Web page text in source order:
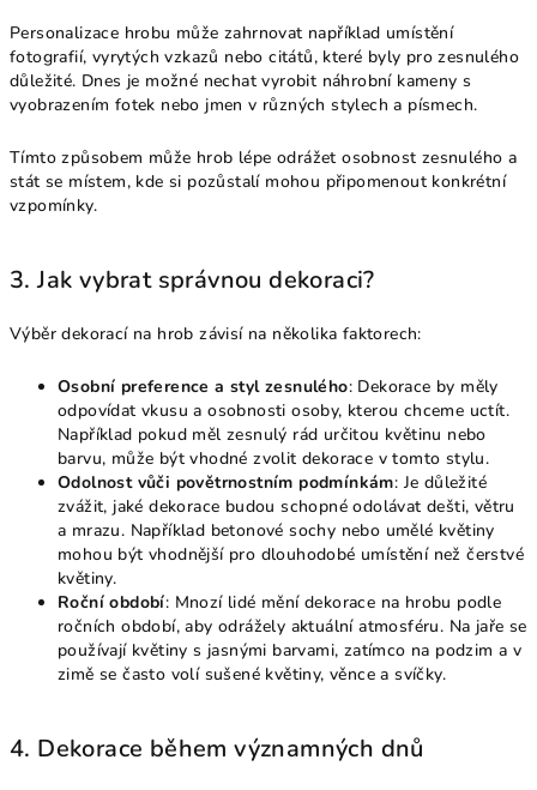
Personalizace hrobu může zahrnovat například umístění
fotografií, vyrytých vzkazů nebo citátů, které byly pro zesnulého
důležité. Dnes je možné nechat vyrobit náhrobní kameny s
vyobrazením fotek nebo jmen v různých stylech a písmech.
Tímto způsobem může hrob lépe odrážet osobnost zesnulého a
stát se místem, kde si pozůstalí mohou připomenout konkrétní
vzpomínky.
3. Jak vybrat správnou dekoraci?
Výběr dekorací na hrob závisí na několika faktorech:
Osobní preference a styl zesnulého: Dekorace by měly
odpovídat vkusu a osobnosti osoby, kterou chceme uctít.
Například pokud měl zesnulý rád určitou květinu nebo
barvu, může být vhodné zvolit dekorace v tomto stylu.
Odolnost vůči povětrnostním podmínkám: Je důležité
zvážit, jaké dekorace budou schopné odolávat dešti, větru
a mrazu. Například betonové sochy nebo umělé květiny
mohou být vhodnější pro dlouhodobé umístění než čerstvé
květiny.
Roční období: Mnozí lidé mění dekorace na hrobu podle
ročních období, aby odrážely aktuální atmosféru. Na jaře se
používají květiny s jasnými barvami, zatímco na podzim a v
zimě se často volí sušené květiny, věnce a svíčky.
4. Dekorace během významných dnů